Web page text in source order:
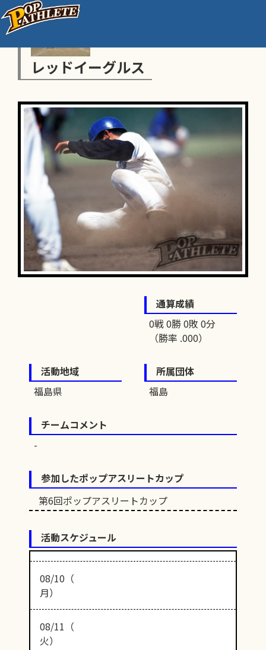
レッドイーグルス
通算成績
0戦 0勝 0敗 0分
（勝率 .000）
活動地域
福島県
所属団体
福島
チームコメント
参加したポップアスリートカップ
第6回ポップアスリートカップ
活動スケジュール
08/10（
月）
08/11（
火）